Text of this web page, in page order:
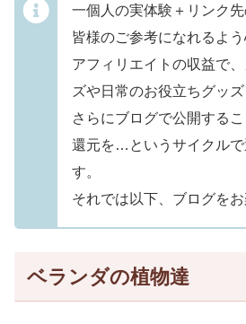
一個人の実体験＋リンク先
皆様のご参考になれるよ
アフィリエイトの収益で
ズや日常のお役立ちグッズ
さらにブログで公開する
還元を…というサイクルで
す。
それでは以下、ブログを
ベランダの植物達